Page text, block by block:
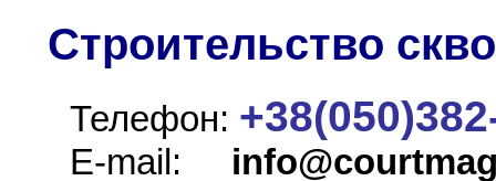
Строительство
Телефон:
E-mail: info@